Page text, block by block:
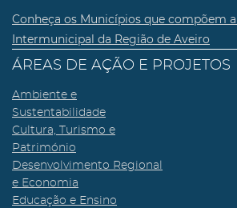
Conheça os Municípios que compõem
Intermunicipal da Região de Aveiro
ÁREAS DE AÇÃO E PROJETOS
Ambiente e
Sustentabilidade
Cultura, Turismo e
Património
Desenvolvimento Regional
e Economia
Educação e Ensino